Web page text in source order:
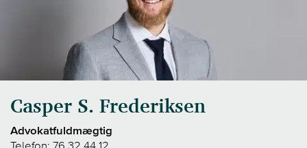
Casper S. Frederiksen
Advokatfuldmægtig